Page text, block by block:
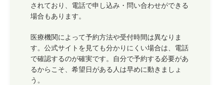
されており、電話で申し込み・問い合わせができる
場合もあります。
医療機関によって予約方法や受付時間は異なりま
す。公式サイトを見ても分かりにくい場合は、電話
で確認するのが確実です。自分で予約する必要があ
るからこそ、希望日がある人は早めに動きましょ
う。